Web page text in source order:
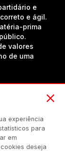
e
e ágil.
prima
valores
de uma
experiência
para
em
deseja